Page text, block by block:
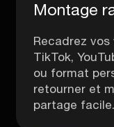
Montage
Recadrez
TikTok,
ou format
retourner et
partage facile.